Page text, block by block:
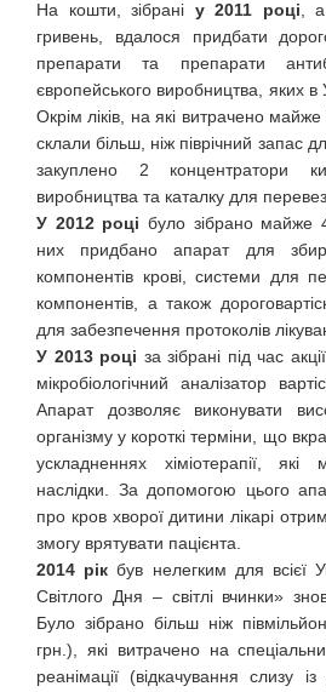
На кошти, зібрані у 2011 році ,
гривень, вдалося придбати
препарати та препарати
європейського виробництва, яких в
Окрім ліків, на які витрачено майже
склали більш, ніж піврічний запас
закуплено 2 концентратори
виробництва та каталку для
У 2012 році було зібрано майже
них придбано апарат для
компонентів крові, системи для
компонентів, а також
для забезпечення протоколів
У 2013 році за зібрані під час
мікробіологічний аналізатор
Апарат дозволяє виконувати
організму у короткі терміни, що
ускладненнях хіміотерапії, які
наслідки. За допомогою цього
про кров хворої дитини лікарі
змогу врятувати пацієнта.
2014 рік був нелегким для всієї
Світлого Дня – світлі вчинки»
Було зібрано більш ніж
грн.), які витрачено на
реанімації (відкачування слизу